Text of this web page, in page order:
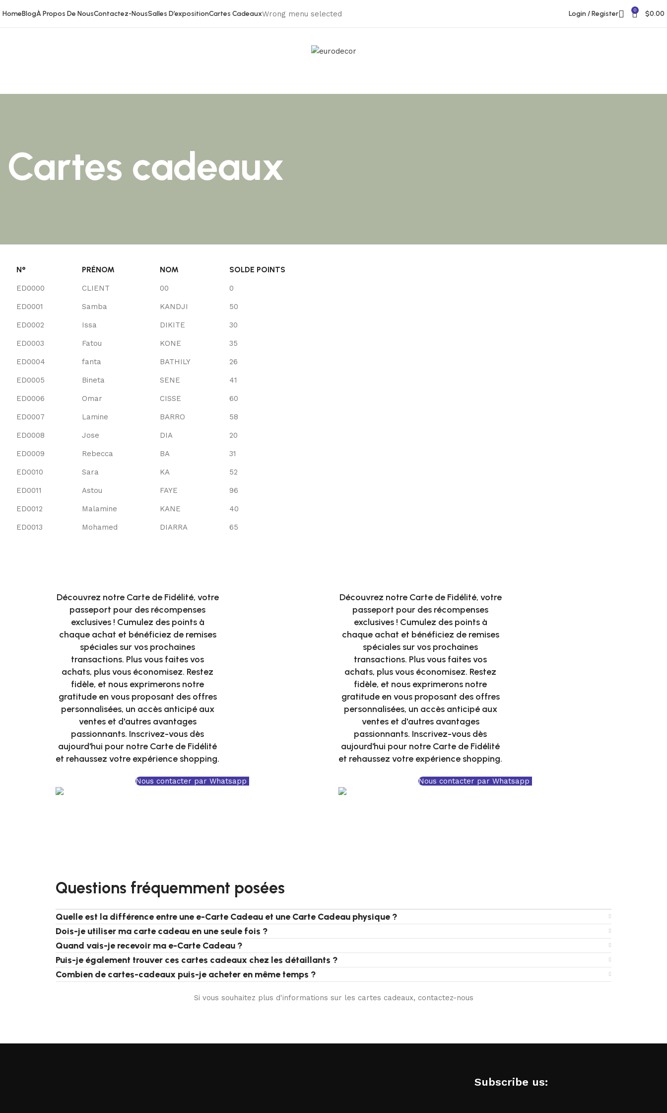
HomeBlogÀ Propos De NousContactez-NousSalles D’expositionCartes CadeauxWrong menu selected Login / Register 0 $0.00
Cartes cadeaux
N° PRÉNOM NOM SOLDE POINTS
ED0000 CLIENT 00 0
ED0001 Samba KANDJI 50
ED0002 Issa DIKITE 30
ED0003 Fatou KONE 35
ED0004 fanta BATHILY 26
ED0005 Bineta SENE 41
ED0006 Omar CISSE 60
ED0007 Lamine BARRO 58
ED0008 Jose DIA 20
ED0009 Rebecca BA 31
ED0010 Sara KA 52
ED0011 Astou FAYE 96
ED0012 Malamine KANE 40
ED0013 Mohamed DIARRA 65
E-card
Découvrez notre Carte de Fidélité, votre
passeport pour des récompenses
exclusives ! Cumulez des points à
chaque achat et bénéficiez de remises
spéciales sur vos prochaines
transactions. Plus vous faites vos
achats, plus vous économisez. Restez
fidèle, et nous exprimerons notre
gratitude en vous proposant des offres
personnalisées, un accès anticipé aux
ventes et d'autres avantages
passionnants. Inscrivez-vous dès
aujourd'hui pour notre Carte de Fidélité
et rehaussez votre expérience shopping.
Nous contacter par Whatsapp
Carte cadeau
Découvrez notre Carte de Fidélité, votre
passeport pour des récompenses
exclusives ! Cumulez des points à
chaque achat et bénéficiez de remises
spéciales sur vos prochaines
transactions. Plus vous faites vos
achats, plus vous économisez. Restez
fidèle, et nous exprimerons notre
gratitude en vous proposant des offres
personnalisées, un accès anticipé aux
ventes et d'autres avantages
passionnants. Inscrivez-vous dès
aujourd'hui pour notre Carte de Fidélité
et rehaussez votre expérience shopping.
Nous contacter par Whatsapp
Questions fréquemment posées
Quelle est la différence entre une e-Carte Cadeau et une Carte Cadeau physique ?
Dois-je utiliser ma carte cadeau en une seule fois ?
Quand vais-je recevoir ma e-Carte Cadeau ?
Puis-je également trouver ces cartes cadeaux chez les détaillants ?
Combien de cartes-cadeaux puis-je acheter en même temps ?
Si vous souhaitez plus d'informations sur les cartes cadeaux, contactez-nous
Subscribe us: